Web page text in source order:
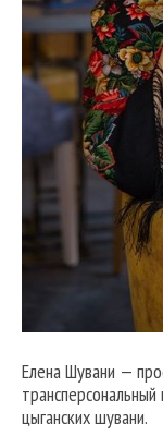
Елена Шувани —
цыганских шувани.